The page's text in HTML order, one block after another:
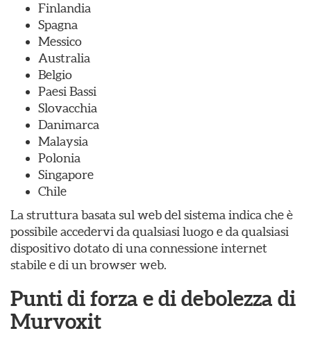
Finlandia
Spagna
Messico
Australia
Belgio
Paesi Bassi
Slovacchia
Danimarca
Malaysia
Polonia
Singapore
Chile
La struttura basata sul web del sistema indica che è
possibile accedervi da qualsiasi luogo e da qualsiasi
dispositivo dotato di una connessione internet
stabile e di un browser web.
Punti di forza e di debolezza di
Murvoxit